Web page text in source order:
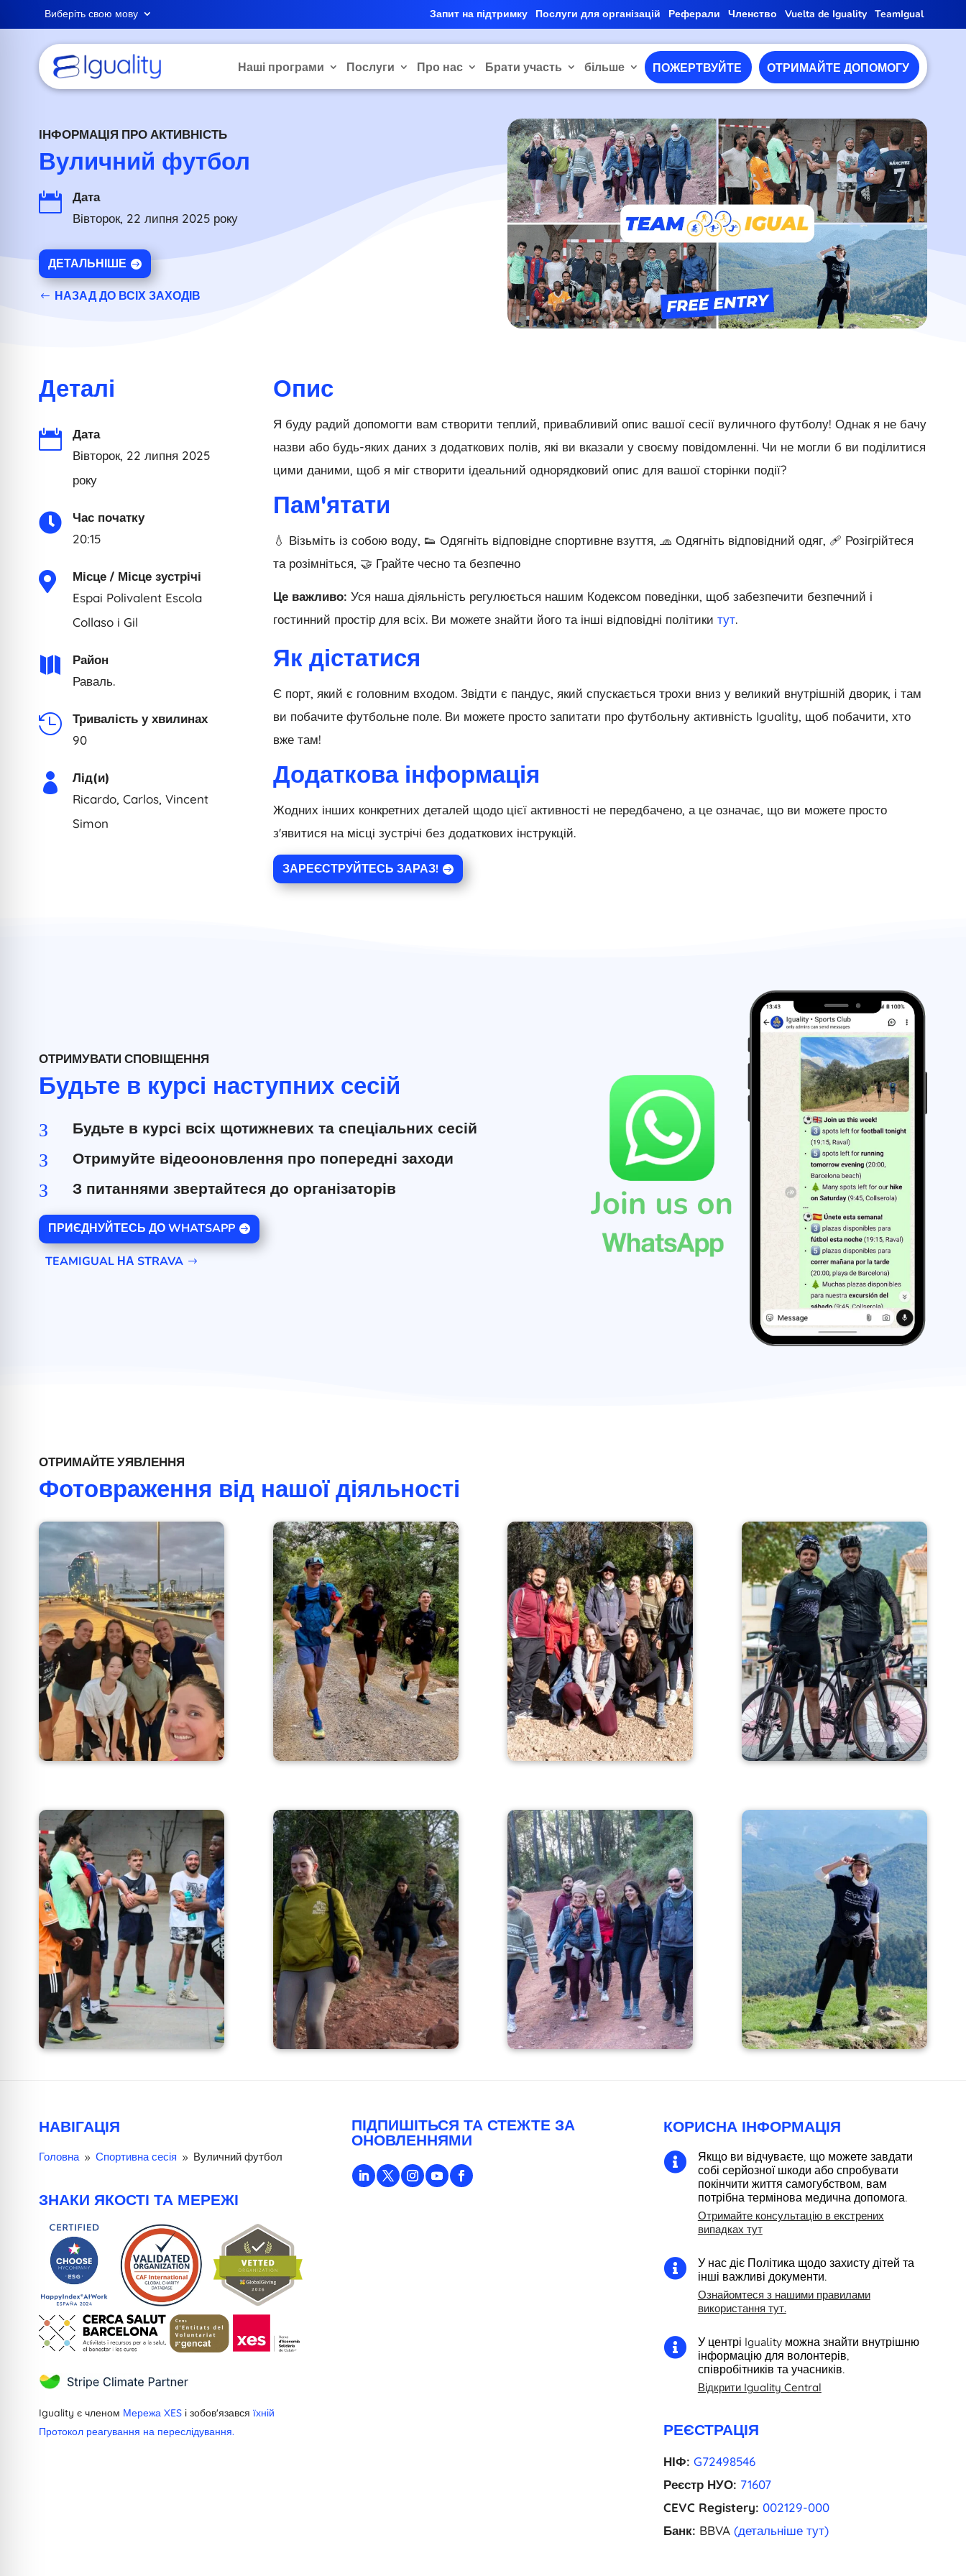
Виберіть свою мову Запит на підтримку Послуги для організацій Реферали Членство Vuelta de Iguality TeamIgual
Наші програми Послуги Про нас Брати участь більше ПОЖЕРТВУЙТЕ ОТРИМАЙТЕ ДОПОМОГУ
ІНФОРМАЦІЯ ПРО АКТИВНІСТЬ
Вуличний футбол
 Дата
Вівторок, 22 липня 2025 року
ДЕТАЛЬНІШЕ
НАЗАД ДО ВСІХ ЗАХОДІВ
Деталі
 Дата
Вівторок, 22 липня 2025
року
 Час початку
20:15
 Місце / Місце зустрічі
Espai Polivalent Escola
Collaso i Gil
 Район
Раваль.
 Тривалість у хвилинах
90
 Лід(и)
Ricardo, Carlos, Vincent
Simon
Опис
Я буду радий допомогти вам створити теплий, привабливий опис вашої сесії вуличного футболу! Однак я не бачу
назви або будь-яких даних з додаткових полів, які ви вказали у своєму повідомленні. Чи не могли б ви поділитися
цими даними, щоб я міг створити ідеальний однорядковий опис для вашої сторінки події?
Пам'ятати
💧 Візьміть із собою воду, 👟 Одягніть відповідне спортивне взуття, 🧢 Одягніть відповідний одяг, 🩹 Розігрійтеся
та розімніться, 🤝 Грайте чесно та безпечно
Це важливо: Уся наша діяльність регулюється нашим Кодексом поведінки, щоб забезпечити безпечний і
гостинний простір для всіх. Ви можете знайти його та інші відповідні політики тут.
Як дістатися
Є порт, який є головним входом. Звідти є пандус, який спускається трохи вниз у великий внутрішній дворик, і там
ви побачите футбольне поле. Ви можете просто запитати про футбольну активність Iguality, щоб побачити, хто
вже там!
Додаткова інформація
Жодних інших конкретних деталей щодо цієї активності не передбачено, а це означає, що ви можете просто
з'явитися на місці зустрічі без додаткових інструкцій.
ЗАРЕЄСТРУЙТЕСЬ ЗАРАЗ!
ОТРИМУВАТИ СПОВІЩЕННЯ
Будьте в курсі наступних сесій
З
Будьте в курсі всіх щотижневих та спеціальних сесій
З
Отримуйте відеооновлення про попередні заходи
З
З питаннями звертайтеся до організаторів
ПРИЄДНУЙТЕСЬ ДО WHATSAPP
TEAMIGUAL НА STRAVA
ОТРИМАЙТЕ УЯВЛЕННЯ
Фотовраження від нашої діяльності
НАВІГАЦІЯ
Головна 9 Спортивна сесія 9 Вуличний футбол
ЗНАКИ ЯКОСТІ ТА МЕРЕЖІ
Iguality є членом Мережа XESі зобов'язався їхній
Протокол реагування на переслідування.
ПІДПИШІТЬСЯ ТА СТЕЖТЕ ЗА
ОНОВЛЕННЯМИ
КОРИСНА ІНФОРМАЦІЯ

Якщо ви відчуваєте, що можете завдати
собі серйозної шкоди або спробувати
покінчити життя самогубством, вам
потрібна термінова медична допомога.
Отримайте консультацію в екстрених
випадках тут

У нас діє Політика щодо захисту дітей та
інші важливі документи.
Ознайомтеся з нашими правилами
використання тут.

У центрі Iguality можна знайти внутрішню
інформацію для волонтерів,
співробітників та учасників.
Відкрити Iguality Central
РЕЄСТРАЦІЯ
НІФ: G72498546
Реєстр НУО: 71607
CEVC Registery: 002129-000
Банк: BBVA(детальніше тут)